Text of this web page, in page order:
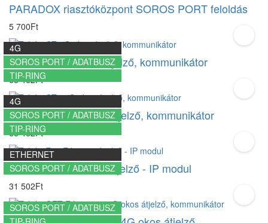
PARADOX riasztóközpont SOROS PORT feloldás
5 700Ft
4G
SOROS PORT / ADATBUSZ
TIP-RING
Trikdis GT 4G okos átjelző, kommunikátor
66 462Ft
4G
SOROS PORT / ADATBUSZ
TIP-RING
Trikdis GT+ 4G okos átjelző, kommunikátor
66 462Ft
ETHERNET
SOROS PORT / ADATBUSZ
Trikdis E16 Ethernet átjelző - IP modul
31 502Ft
SOROS PORT / ADATBUSZ